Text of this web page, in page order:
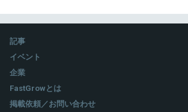
記事
イベント
企業
FastGrowとは
掲載依頼／お問い合わせ